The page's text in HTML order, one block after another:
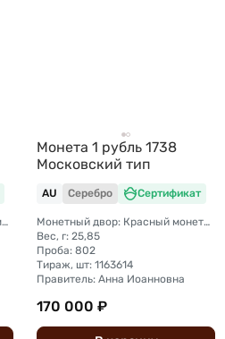
Монетный двор: Кадашевский монетный двор (Москва)
Монета 1 рубль 1738
Московский тип
AU Серебро Сертификат
Монетный двор: Красный монетный двор (Москва)
Вес, г: 25,85
Проба: 802
Тираж, шт: 1163614
Правитель: Анна Иоанновна
170 000 ₽